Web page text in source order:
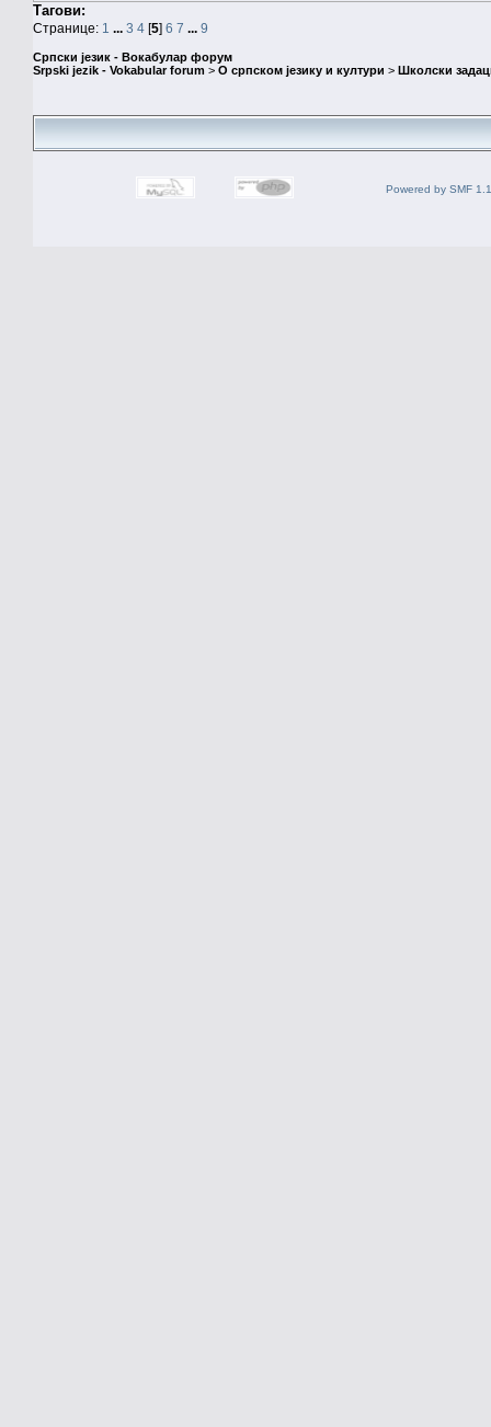
Тагови:
Странице: 1 ... 3 4 [5] 6 7 ... 9
Српски језик - Вокабулар форум
Srpski jezik - Vokabular forum > О српском језику и култури > Школски
Powered by SMF